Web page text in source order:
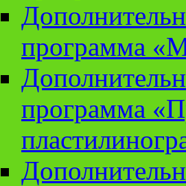
программа
программа